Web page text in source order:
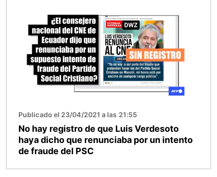
Publicado el 23/04/2021 a las 21:55
No hay registro de que Luis Verdesoto
haya dicho que renunciaba por un intento
de fraude del PSC